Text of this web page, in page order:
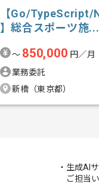
【Go/TypeScript/
】総合スポーツ施
〜 850,000 円／月
業務委託
新橋（東京都）
・生成AI
ご担当い